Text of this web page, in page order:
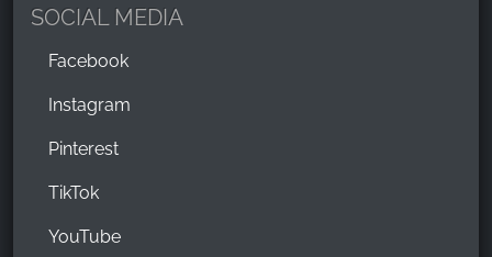
SOCIAL MEDIA
Facebook
Instagram
Pinterest
TikTok
YouTube